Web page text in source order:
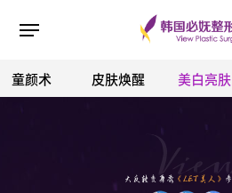
童颜术 皮肤焕醒 美白亮肤